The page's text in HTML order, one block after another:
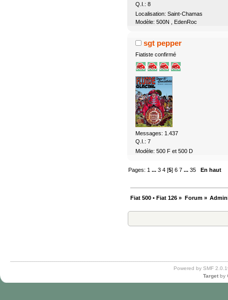
Q.I.: 8
Localisation: Saint-Chamas
Modèle: 500N , EdenRoc
sgt pepper
Fiatiste confirmé
Messages: 1.437
Q.I.: 7
Modèle: 500 F et 500 D
Pages: 1 ...3 4 [5]6 7 ...35 En haut
Fiat 500 • Fiat 126 » Forum»
Powered by SMF
Target by